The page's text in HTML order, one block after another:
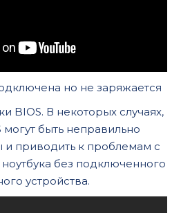
но не заряжается
BIOS. В некоторых случаях,
могут быть неправильно
приводить к проблемам с
без подключенного
устройства.